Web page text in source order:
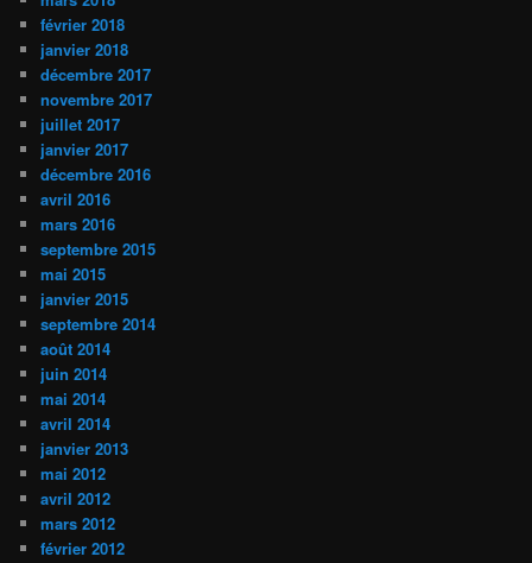
février 2018
janvier 2018
décembre 2017
novembre 2017
juillet 2017
janvier 2017
décembre 2016
avril 2016
mars 2016
septembre 2015
mai 2015
janvier 2015
septembre 2014
août 2014
juin 2014
mai 2014
avril 2014
janvier 2013
mai 2012
avril 2012
mars 2012
février 2012